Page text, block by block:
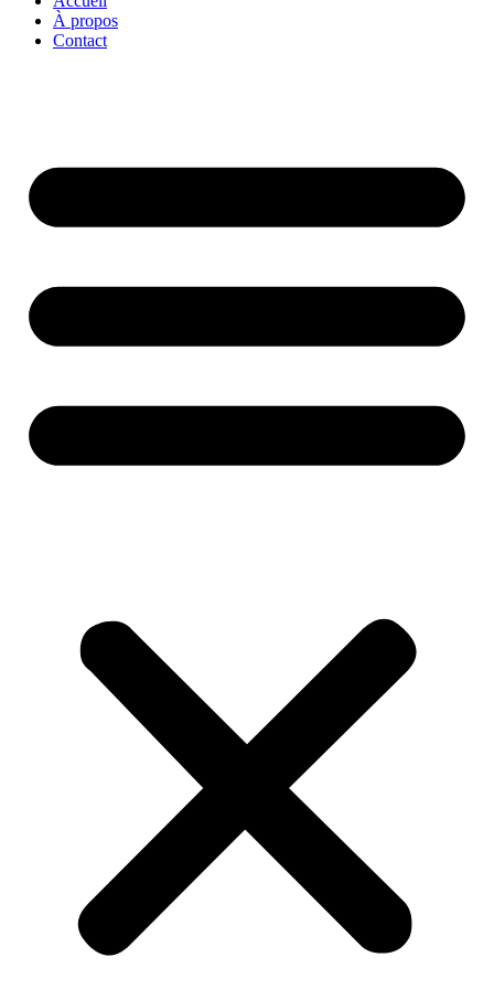
À propos
Contact